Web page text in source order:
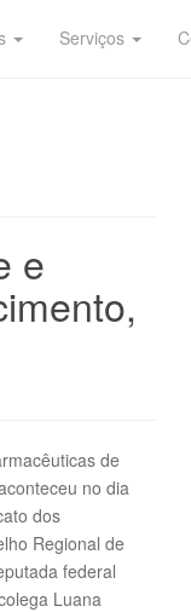
Serviços
e
de
no dia
dos
Regional de
federal
Luana